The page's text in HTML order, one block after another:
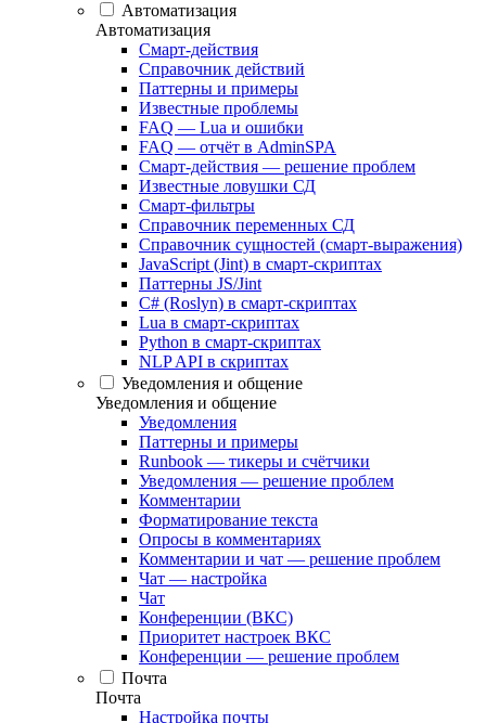
Автоматизация
Автоматизация
Смарт-действия
Справочник действий
Паттерны и примеры
Известные проблемы
FAQ — Lua и ошибки
FAQ — отчёт в AdminSPA
Смарт-действия — решение проблем
Известные ловушки СД
Смарт-фильтры
Справочник переменных СД
Справочник сущностей (смарт-выражения)
JavaScript (Jint) в смарт-скриптах
Паттерны JS/Jint
C# (Roslyn) в смарт-скриптах
Lua в смарт-скриптах
Python в смарт-скриптах
NLP API в скриптах
Уведомления и общение
Уведомления и общение
Уведомления
Паттерны и примеры
Runbook — тикеры и счётчики
Уведомления — решение проблем
Комментарии
Форматирование текста
Опросы в комментариях
Комментарии и чат — решение проблем
Чат — настройка
Чат
Конференции (ВКС)
Приоритет настроек ВКС
Конференции — решение проблем
Почта
Почта
Настройка почты